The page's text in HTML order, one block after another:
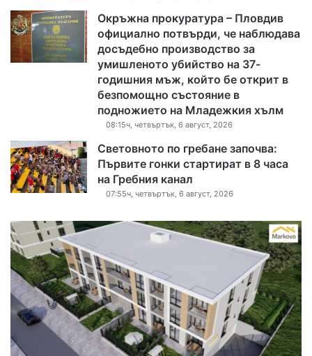
Окръжна прокуратура – Пловдив
официално потвърди, че наблюдава
досъдебно производство за
умишленото убийство на 37-
годишния мъж, който бе открит в
безпомощно състояние в
подножието на Младежкия хълм
08:15ч, четвъртък, 6 август, 2026
Световното по гребане започва:
Първите гонки стартират в 8 часа
на Гребния канал
07:55ч, четвъртък, 6 август, 2026